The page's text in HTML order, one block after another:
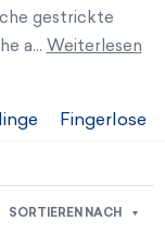
gestrickte
a… Weiterlesen
Fingerlose
SORTIEREN NACH